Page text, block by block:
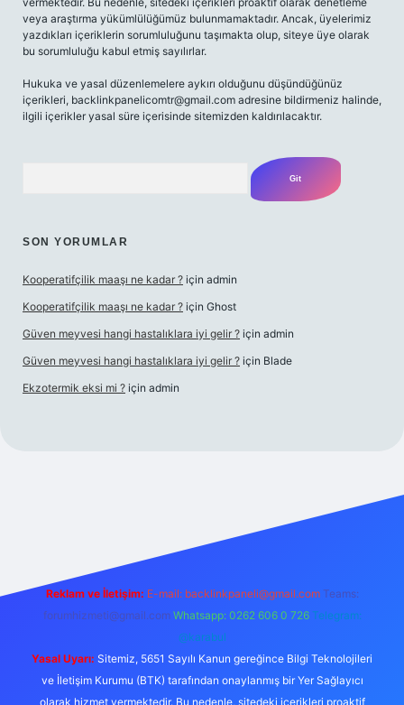
veya araştırma yükümlülüğümüz bulunmamaktadır. Ancak, üyelerimiz
yazdıkları içeriklerin sorumluluğunu taşımakta olup, siteye üye olarak
bu sorumluluğu kabul etmiş sayılırlar.
Hukuka ve yasal düzenlemelere aykırı olduğunu düşündüğünüz
içerikleri, backlinkpanelicomtr@gmail.com adresine bildirmeniz halinde,
ilgili içerikler yasal süre içerisinde sitemizden kaldırılacaktır.
SON YORUMLAR
Kooperatifçilik maaşı ne kadar ? için admin
Kooperatifçilik maaşı ne kadar ? için Ghost
Güven meyvesi hangi hastalıklara iyi gelir ? için admin
Güven meyvesi hangi hastalıklara iyi gelir ? için Blade
Ekzotermik eksi mi ? için admin
Reklam ve İletişim: E-mail: backlinkpaneli@gmail.com Teams:
forumhizmeti@gmail.com Whatsapp: 0262 606 0 726 Telegram:
@karabul
Yasal Uyarı: Sitemiz, 5651 Sayılı Kanun gereğince Bilgi Teknolojileri
ve İletişim Kurumu (BTK) tarafından onaylanmış bir Yer Sağlayıcı
olarak hizmet vermektedir. Bu nedenle, sitedeki içerikleri proaktif